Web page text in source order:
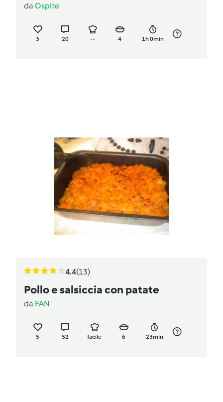
da Ospite
3 20 -- 4 1h 0min
4.4(13)
Pollo e salsiccia con patate
da FAN
5 52 facile 6 23min